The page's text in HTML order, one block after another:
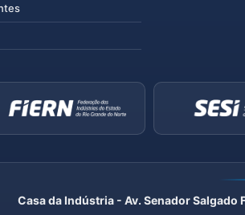
Casa da Indústria - Av. Senador